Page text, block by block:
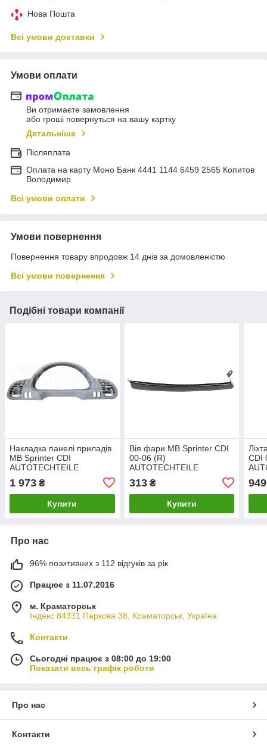
Нова Пошта
Всі умови доставки
Умови оплати
Ви отримаєте замовлення
або гроші повернуться на вашу картку
Детальніше
Післяплата
Оплата на карту Моно Банк 4441 1144 6459 2565 Копитов
Володимир
Всі умови оплати
Умови повернення
Повернення товару впродовж 14 днів за домовленістю
Всі умови повернення
Подібні товари компанії
Накладка панелі приладів
MB Sprinter CDI
AUTOTECHTEILE
1 973 ₴
Купити
Вія фари MB Sprinter CDI
00-06 (R)
AUTOTECHTEILE
313₴
Купити
CDI
949
Про нас
96% позитивних з 112 відгуків за рік
Працює з 11.07.2016
м. Краматорськ
Індекс 84331 Паркова 38, Краматорськ, Україна
Контакти
Сьогодні працює з 08:00 до 19:00
Показати весь графік роботи
Про нас
Контакти